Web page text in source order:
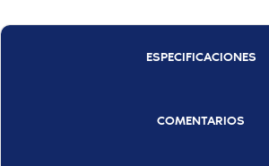
ESPECIFICACIONES
COMENTARIOS